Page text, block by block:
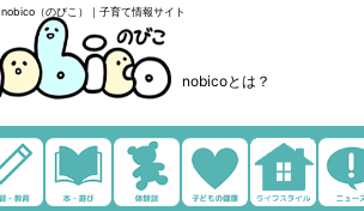
nobico（のびこ）｜子育て情報サイト
nobicoとは？